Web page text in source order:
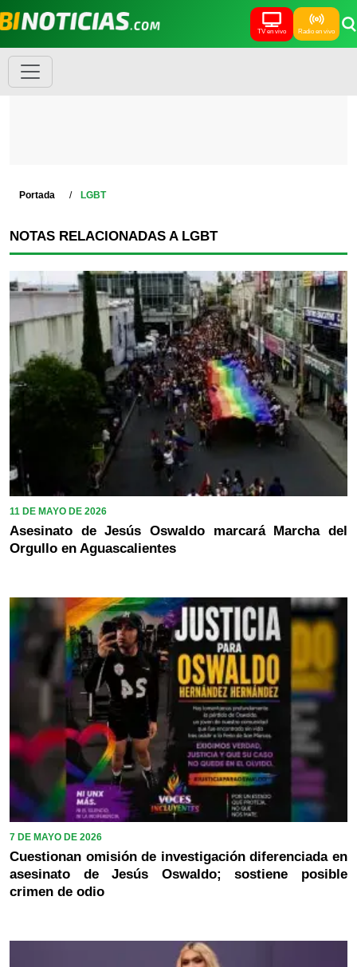
TV en vivo Radio en vivo
Portada LGBT
NOTAS RELACIONADAS A LGBT
11 DE MAYO DE 2026
Asesinato de Jesús Oswaldo marcará Marcha del
Orgullo en Aguascalientes
7 DE MAYO DE 2026
Cuestionan omisión de investigación diferenciada en
asesinato de Jesús Oswaldo; sostiene posible
crimen de odio